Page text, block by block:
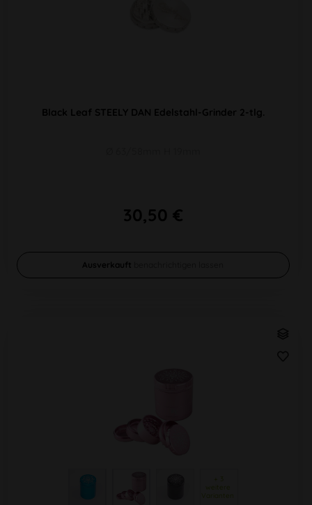
Black Leaf STEELY DAN Edelstahl-Grinder 2-tlg.
30,50 €
Ausverkauft
weitere
Varianten